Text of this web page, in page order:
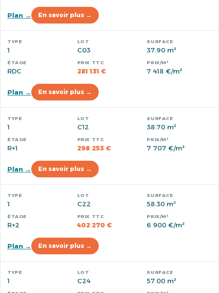
Plan → En savoir plus →
1 C03 37.90 m²
RDC 281 131 € 7 418 €/m²
Plan → En savoir plus →
1 C12 38.70 m²
R+1 298 253 € 7 707 €/m²
Plan → En savoir plus →
1 C22 58.30 m²
R+2 402 270 € 6 900 €/m²
Plan → En savoir plus →
1 C24 57.00 m²